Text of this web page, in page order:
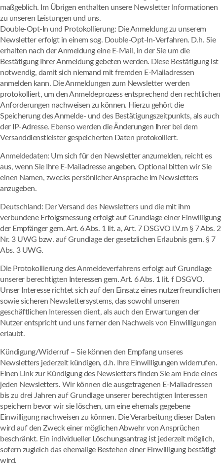
maßgeblich. Im Übrigen enthalten unsere Newsletter Informationen
zu unseren Leistungen und uns.
Double-Opt-In und Protokollierung: Die Anmeldung zu unserem
Newsletter erfolgt in einem sog. Double-Opt-In-Verfahren. D.h. Sie
erhalten nach der Anmeldung eine E-Mail, in der Sie um die
Bestätigung Ihrer Anmeldung gebeten werden. Diese Bestätigung ist
notwendig, damit sich niemand mit fremden E-Mailadressen
anmelden kann. Die Anmeldungen zum Newsletter werden
protokolliert, um den Anmeldeprozess entsprechend den rechtlichen
Anforderungen nachweisen zu können. Hierzu gehört die
Speicherung des Anmelde- und des Bestätigungszeitpunkts, als auch
der IP-Adresse. Ebenso werden die Änderungen Ihrer bei dem
Versanddienstleister gespeicherten Daten protokolliert.
Anmeldedaten: Um sich für den Newsletter anzumelden, reicht es
aus, wenn Sie Ihre E-Mailadresse angeben. Optional bitten wir Sie
einen Namen, zwecks persönlicher Ansprache im Newsletters
anzugeben.
Deutschland: Der Versand des Newsletters und die mit ihm
verbundene Erfolgsmessung erfolgt auf Grundlage einer Einwilligung
der Empfänger gem. Art. 6 Abs. 1 lit. a, Art. 7 DSGVO i.V.m § 7 Abs. 2
Nr. 3 UWG bzw. auf Grundlage der gesetzlichen Erlaubnis gem. § 7
Abs. 3 UWG.
Die Protokollierung des Anmeldeverfahrens erfolgt auf Grundlage
unserer berechtigten Interessen gem. Art. 6 Abs. 1 lit. f DSGVO.
Unser Interesse richtet sich auf den Einsatz eines nutzerfreundlichen
sowie sicheren Newslettersystems, das sowohl unseren
geschäftlichen Interessen dient, als auch den Erwartungen der
Nutzer entspricht und uns ferner den Nachweis von Einwilligungen
erlaubt.
Kündigung/Widerruf – Sie können den Empfang unseres
Newsletters jederzeit kündigen, d.h. Ihre Einwilligungen widerrufen.
Einen Link zur Kündigung des Newsletters finden Sie am Ende eines
jeden Newsletters. Wir können die ausgetragenen E-Mailadressen
bis zu drei Jahren auf Grundlage unserer berechtigten Interessen
speichern bevor wir sie löschen, um eine ehemals gegebene
Einwilligung nachweisen zu können. Die Verarbeitung dieser Daten
wird auf den Zweck einer möglichen Abwehr von Ansprüchen
beschränkt. Ein individueller Löschungsantrag ist jederzeit möglich,
sofern zugleich das ehemalige Bestehen einer Einwilligung bestätigt
wird.